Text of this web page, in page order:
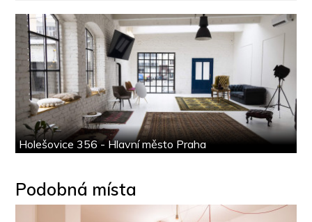
Holešovice 356 - Hlavní město Praha
Podobná místa